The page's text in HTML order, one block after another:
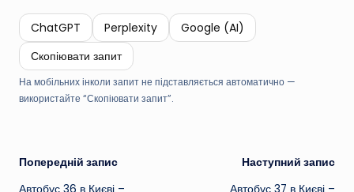
ChatGPT Perplexity
Google (AI)
Скопіювати запит
На мобільних інколи запит не підставляється автоматично —
використайте “Скопіювати запит”.
Навігація
Попередній запис Наступний запис